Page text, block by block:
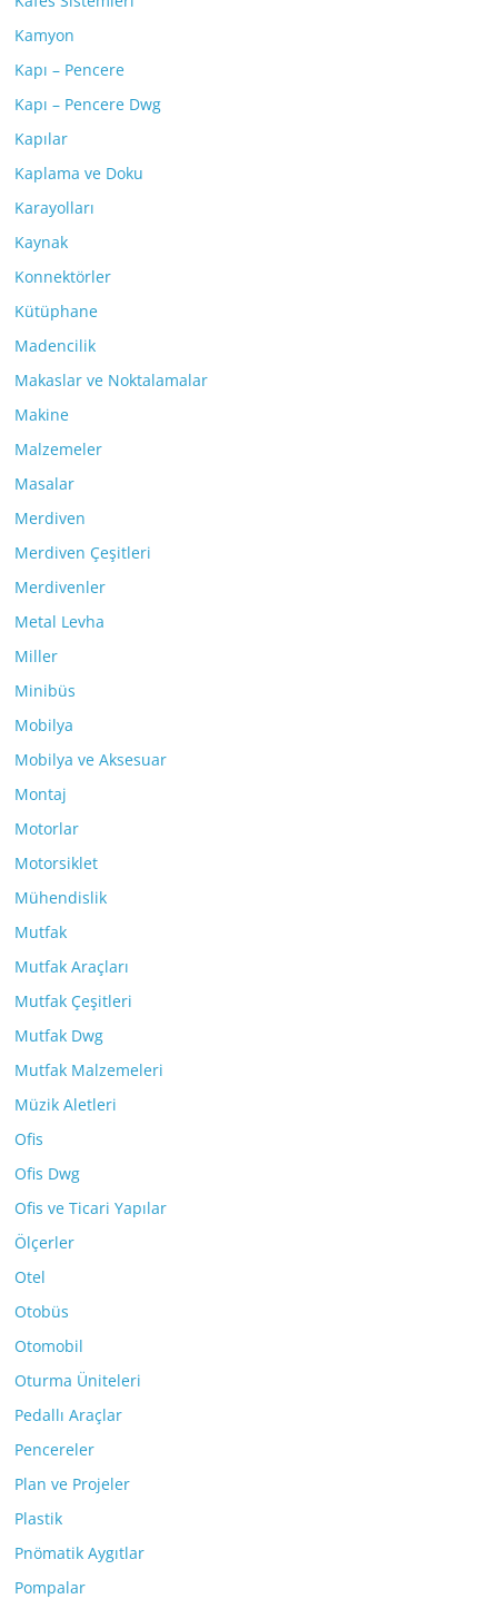
Kamyon
Kapı – Pencere
Kapı – Pencere Dwg
Kapılar
Kaplama ve Doku
Karayolları
Kaynak
Konnektörler
Kütüphane
Madencilik
Makaslar ve Noktalamalar
Makine
Malzemeler
Masalar
Merdiven
Merdiven Çeşitleri
Merdivenler
Metal Levha
Miller
Minibüs
Mobilya
Mobilya ve Aksesuar
Montaj
Motorlar
Motorsiklet
Mühendislik
Mutfak
Mutfak Araçları
Mutfak Çeşitleri
Mutfak Dwg
Mutfak Malzemeleri
Müzik Aletleri
Ofis
Ofis Dwg
Ofis ve Ticari Yapılar
Ölçerler
Otel
Otobüs
Otomobil
Oturma Üniteleri
Pedallı Araçlar
Pencereler
Plan ve Projeler
Plastik
Pnömatik Aygıtlar
Pompalar